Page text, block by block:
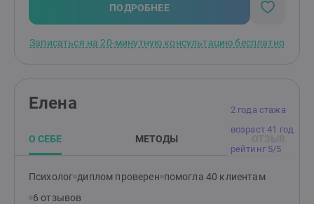
Родителям: помогу разобраться в причинах
возникших трудностей и найти эффективные способы
отношения и понять своего ребенка.
ПОДРОБНЕЕ
Записаться на 20-минутную консультацию бесплатно
2 года стажа
возраст 41 год
рейтинг 5/5
Елена
О СЕБЕ МЕТОДЫ
Психолог диплом проверен помогла 40 клиентам
6 отзывов